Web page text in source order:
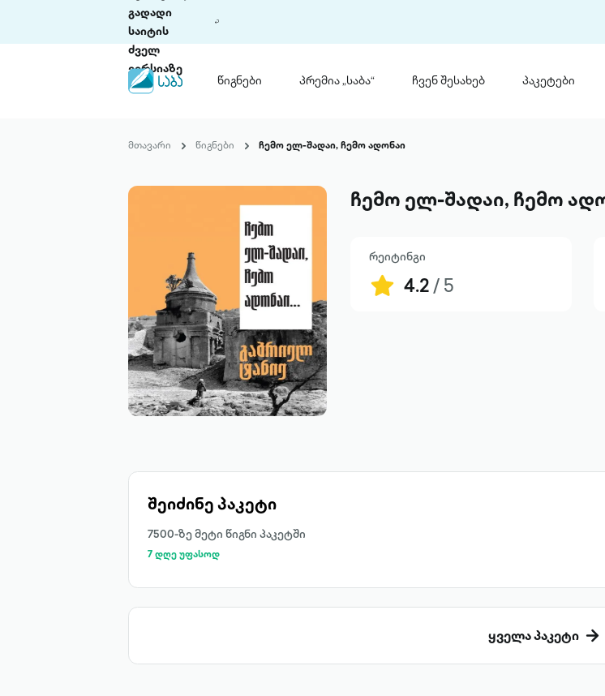
გადადი
საიტის
ძველ
ვერსიაზე
წიგნები პრემია „საბა“
ლიტერატურული პრემია „საბა“
წესდება
საკონკურსო განაცხადი
ჩვენ შესახებ პაკეტები
პაკეტები
მთავარი წიგნები ჩემო ელ-შადაი, ჩემო ადონაი
ჩემო ელ-შადაი, ჩემო
რეიტინგი
4.2/ 5
შეიძინე პაკეტი
7500-ზე მეტი წიგნი პაკეტში
7 დღე უფასოდ
ყველა პაკეტი